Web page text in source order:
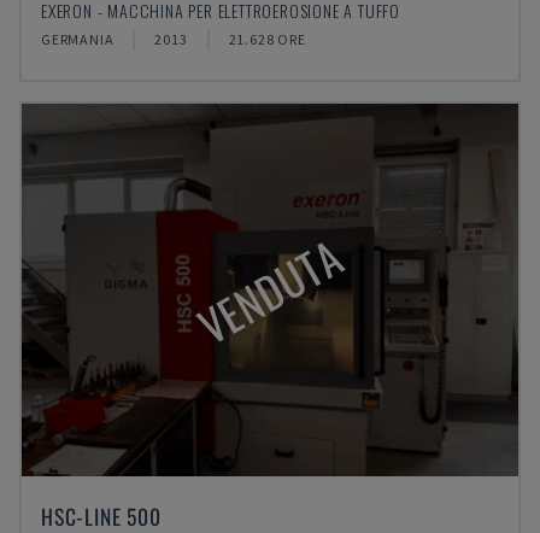
EXERON - MACCHINA PER ELETTROEROSIONE A TUFFO
GERMANIA 2013 21.628 ORE
VENDUTA
HSC-LINE 500